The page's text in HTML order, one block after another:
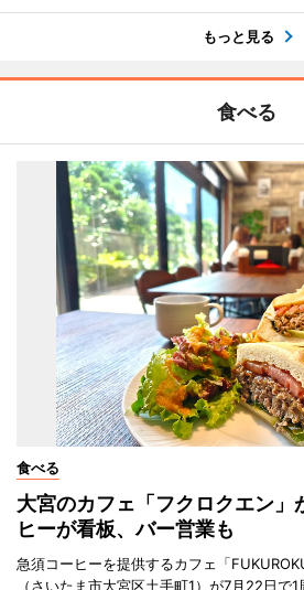
もっと見る
食べる
食べる
大宮のカフェ「フクロクエン
ヒーが看板、バー営業も
急須コーヒーを提供するカフェ「
（さいたま市大宮区土手町1）が7月22日で1